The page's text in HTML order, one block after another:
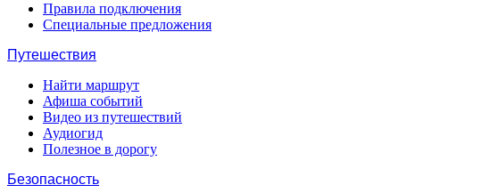
Правила подключения
Специальные предложения
Путешествия
Найти маршрут
Афиша событий
Видео из путешествий
Аудиогид
Полезное в дорогу
Безопасность